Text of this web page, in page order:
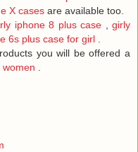
X cases are available too.
iphone 8 plus case ,girly
6s plus case for girl
you will be offered a